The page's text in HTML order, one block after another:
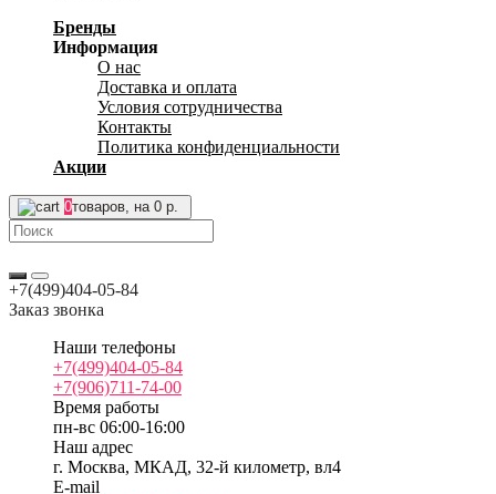
Бренды
Информация
О нас
Доставка и оплата
Условия сотрудничества
Контакты
Политика конфиденциальности
Акции
0товаров, на 0 р.
+7(499)404-05-84
Заказ звонка
Наши телефоны
+7(499)404-05-84
+7(906)711-74-00
Время работы
пн-вс 06:00-16:00
Наш адрес
г. Москва, МКАД, 32-й километр, вл4
E-mail